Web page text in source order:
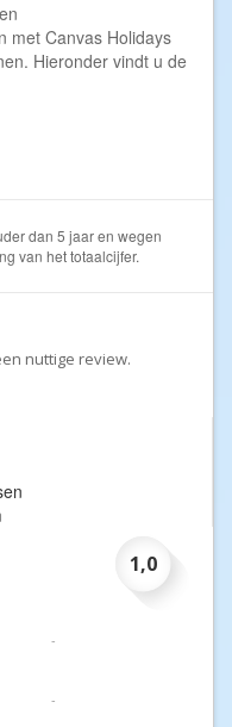
met Canvas Holidays
Hieronder vindt u de
dan 5 jaar en wegen
van het totaalcijfer.
nuttige review.
1,0
-
-